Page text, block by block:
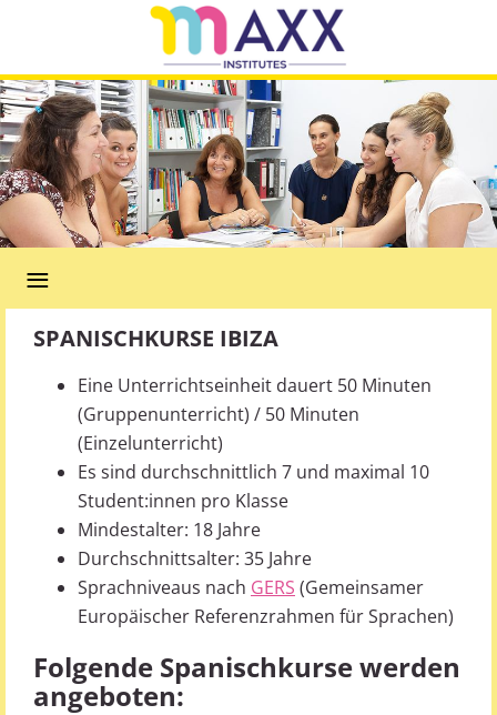
≡
SPANISCHKURSE IBIZA
Eine Unterrichtseinheit dauert 50 Minuten
(Gruppenunterricht) / 50 Minuten
(Einzelunterricht)
Es sind durchschnittlich 7 und maximal 10
Student:innen pro Klasse
Mindestalter: 18 Jahre
Durchschnittsalter: 35 Jahre
Sprachniveaus nach GERS (Gemeinsamer
Europäischer Referenzrahmen für Sprachen)
Folgende Spanischkurse werden
angeboten: